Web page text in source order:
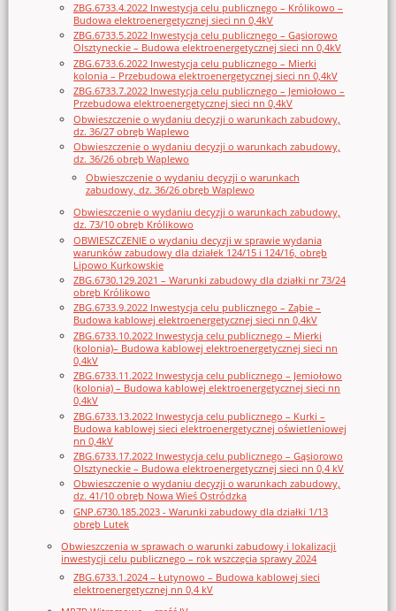
ZBG.6733.4.2022 Inwestycja celu publicznego – Królikowo –
Budowa elektroenergetycznej sieci nn 0,4kV
ZBG.6733.5.2022 Inwestycja celu publicznego – Gąsiorowo
Olsztyneckie – Budowa elektroenergetycznej sieci nn 0,4kV
ZBG.6733.6.2022 Inwestycja celu publicznego – Mierki
kolonia – Przebudowa elektroenergetycznej sieci nn 0,4kV
ZBG.6733.7.2022 Inwestycja celu publicznego – Jemiołowo –
Przebudowa elektroenergetycznej sieci nn 0,4kV
Obwieszczenie o wydaniu decyzji o warunkach zabudowy,
dz. 36/27 obręb Waplewo
Obwieszczenie o wydaniu decyzji o warunkach zabudowy,
dz. 36/26 obręb Waplewo
Obwieszczenie o wydaniu decyzji o warunkach
zabudowy, dz. 36/26 obręb Waplewo
Obwieszczenie o wydaniu decyzji o warunkach zabudowy,
dz. 73/10 obręb Królikowo
OBWIESZCZENIE o wydaniu decyzji w sprawie wydania
warunków zabudowy dla działek 124/15 i 124/16, obręb
Lipowo Kurkowskie
ZBG.6730.129.2021 – Warunki zabudowy dla działki nr 73/24
obręb Królikowo
ZBG.6733.9.2022 Inwestycja celu publicznego – Ząbie –
Budowa kablowej elektroenergetycznej sieci nn 0,4kV
ZBG.6733.10.2022 Inwestycja celu publicznego – Mierki
(kolonia)– Budowa kablowej elektroenergetycznej sieci nn
0,4kV
ZBG.6733.11.2022 Inwestycja celu publicznego – Jemiołowo
(kolonia) – Budowa kablowej elektroenergetycznej sieci nn
0,4kV
ZBG.6733.13.2022 Inwestycja celu publicznego – Kurki –
Budowa kablowej sieci elektroenergetycznej oświetleniowej
nn 0,4kV
ZBG.6733.17.2022 Inwestycja celu publicznego – Gąsiorowo
Olsztyneckie – Budowa elektroenergetycznej sieci nn 0,4 kV
Obwieszczenie o wydaniu decyzji o warunkach zabudowy,
dz. 41/10 obręb Nowa Wieś Ostródzka
GNP.6730.185.2023 - Warunki zabudowy dla działki 1/13
obręb Lutek
Obwieszczenia w sprawach o warunki zabudowy i lokalizacji
inwestycji celu publicznego – rok wszczęcia sprawy 2024
ZBG.6733.1.2024 – Łutynowo – Budowa kablowej sieci
elektroenergetycznej nn 0,4 kV